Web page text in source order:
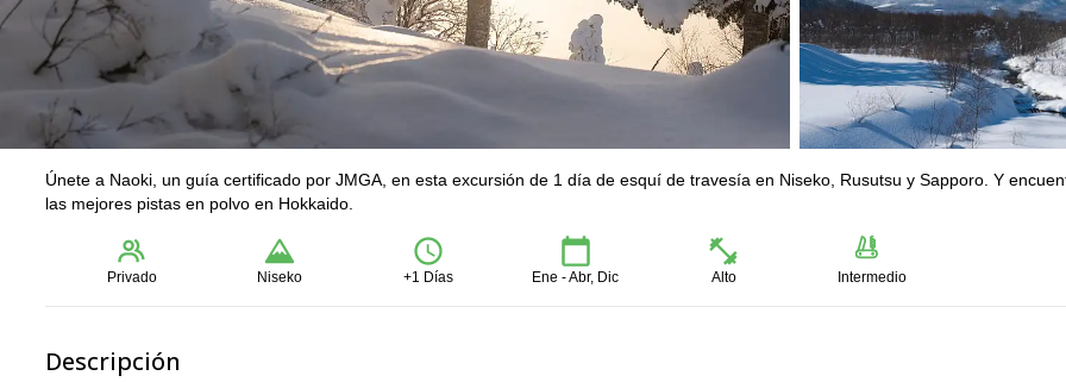
Únete a Naoki, un guía certificado por JMGA, en esta excursión de 1 día de esquí de travesía en Niseko, Rusutsu y Sapporo. Y
las mejores pistas en polvo en Hokkaido.
Privado Niseko +1 Días Ene - Abr, Dic Alto Intermedio
Descripción